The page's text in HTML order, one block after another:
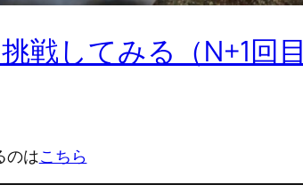
戦してみる（N+1回目
のはこちら